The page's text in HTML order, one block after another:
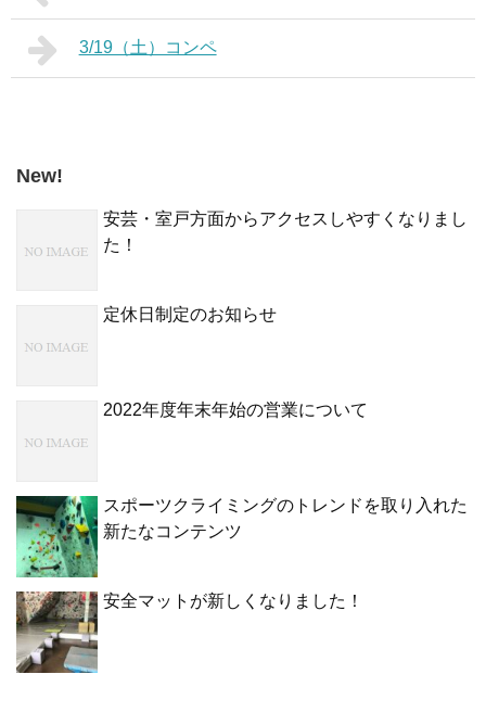
3/19（土）コンペ
New!
安芸・室戸方面からアクセスしやすくなりまし
た！
定休日制定のお知らせ
2022年度年末年始の営業について
スポーツクライミングのトレンドを取り入れた
新たなコンテンツ
安全マットが新しくなりました！